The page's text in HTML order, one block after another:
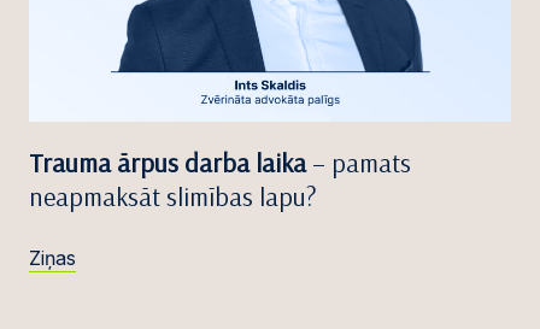
Trauma ārpus darba laika– pamats
neapmaksāt slimības lapu?
Ziņas